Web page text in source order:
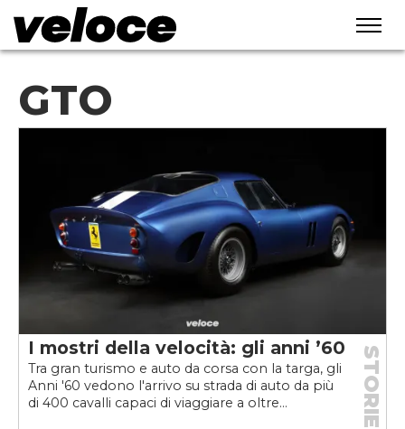
GTO
I mostri della velocità: gli anni ’60
Tra gran turismo e auto da corsa con la targa, gli
Anni '60 vedono l'arrivo su strada di auto da più
di 400 cavalli capaci di viaggiare a oltre...
STORIE